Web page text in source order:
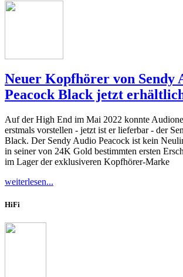
Neuer Kopfhörer von Sendy
Peacock Black jetzt
Auf der High End im Mai 2022 konnte
erstmals vorstellen - jetzt ist er lieferbar - der
Black. Der Sendy Audio Peacock ist kein
in seiner von 24K Gold bestimmten ersten
im Lager der exklusiveren Kopfhörer-Marke
weiterlesen...
HiFi